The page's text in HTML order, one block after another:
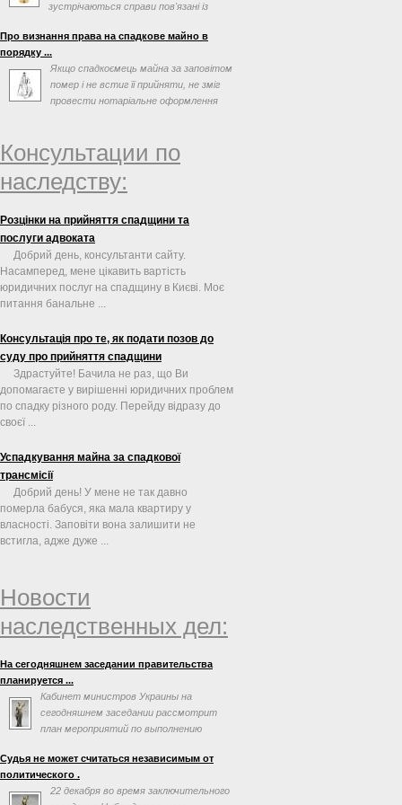
зустрічаються справи пов'язані із
спадкоємці ...
Про визнання права на спадкове майно в
порядку ...
Якщо спадкоємець майна за заповітом
помер і не встиг її прийняти, не зміг
провести нотаріальне оформлення
Консультации по
наследству:
Розцінки на прийняття спадщини та
послуги адвоката
Добрий день, консультанти сайту.
Насамперед, мене цікавить вартість
юридичних послуг на спадщину в Києві. Моє
питання банальне ...
Консультація про те, як подати позов до
суду про прийняття спадщини
Здрастуйте! Бачила не раз, що Ви
допомагаєте у вирішенні юридичних проблем
по спадку різного роду. Перейду відразу до
своєї ...
Успадкування майна за спадкової
трансмісії
Добрий день! У мене не так давно
померла бабуся, яка мала квартиру у
власності. Заповіти вона залишити не
встигла, адже дуже ...
Новости
наследственных дел:
На сегодняшнем заседании правительства
планируется ...
Кабинет министров Украины на
сегодняшнем заседании рассмотрит
план мероприятий по выполнению
Евросоюзом. Об этом говорится в повестке дня
заседания на сайте правительства.
Судья не может считаться независимым от
политического .
22 декабря во время заключительного